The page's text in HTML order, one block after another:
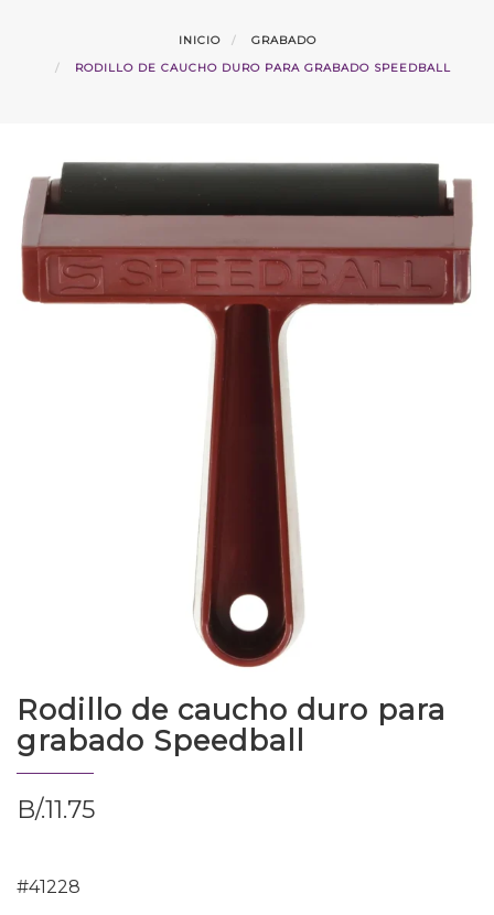
INICIO
GRABADO
RODILLO DE CAUCHO DURO PARA GRABADO SPEEDBALL
Rodillo de caucho duro para
grabado Speedball
B/.11.75
#41228